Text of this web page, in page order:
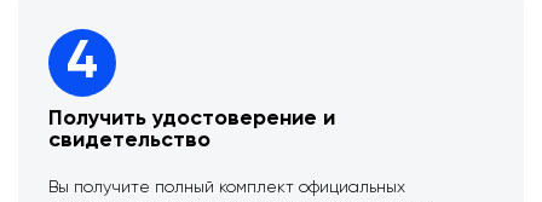
4
Получить удостоверение и
свидетельство
Вы получите полный комплект официальных